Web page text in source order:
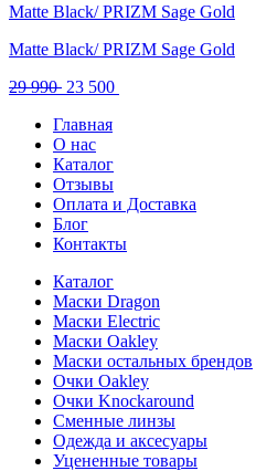
Matte Black/ PRIZM Sage Gold
Matte Black/ PRIZM Sage Gold
29 990 Первоначальная
составляла
29
990 .
23 500
Главная
О нас
Каталог
Отзывы
Оплата и Доставка
Блог
Контакты
Каталог
Маски Dragon
Маски Electric
Маски Oakley
Маски остальных брендов
Очки Oakley
Очки Knockaround
Сменные линзы
Одежда и аксесуары
Уцененные товары